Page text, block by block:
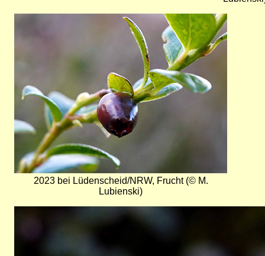
Bild
2023 bei Lüdenscheid/NRW, Frucht (© M.
Lubienski)